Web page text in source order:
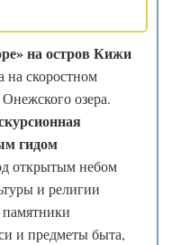
на остров Кижи
на скоростном
озера.
гидом
открытым небом
и религии
и предметы быта,